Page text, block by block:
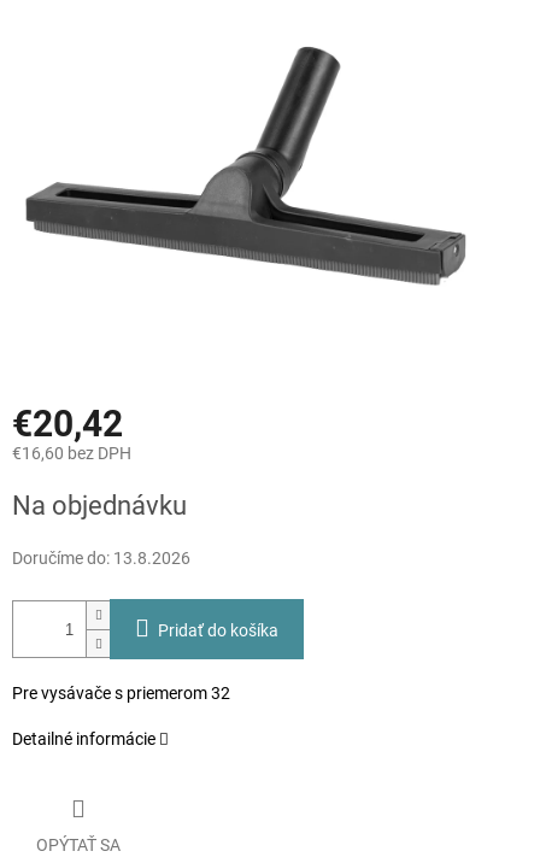
€20,42
€16,60 bez DPH
cena:
Na objednávku
Doručíme do: 13.8.2026
Pridať do košíka
Pre vysávače s priemerom 32
Detailné informácie
OPÝTAŤ SA